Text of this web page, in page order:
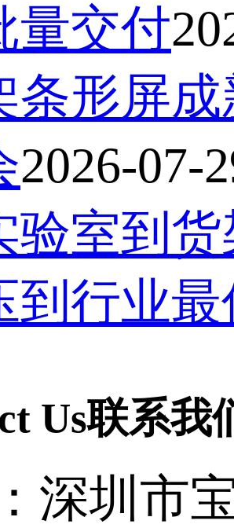
量交付
条形屏
2026-07-
验室到
到行业最
Us联系我
深圳市